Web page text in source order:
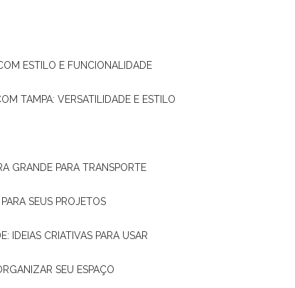
ESTILO E FUNCIONALIDADE
TAMPA: VERSATILIDADE E ESTILO
GRANDE PARA TRANSPORTE
SEUS PROJETOS
IDEIAS CRIATIVAS PARA USAR
SEU ESPAÇO